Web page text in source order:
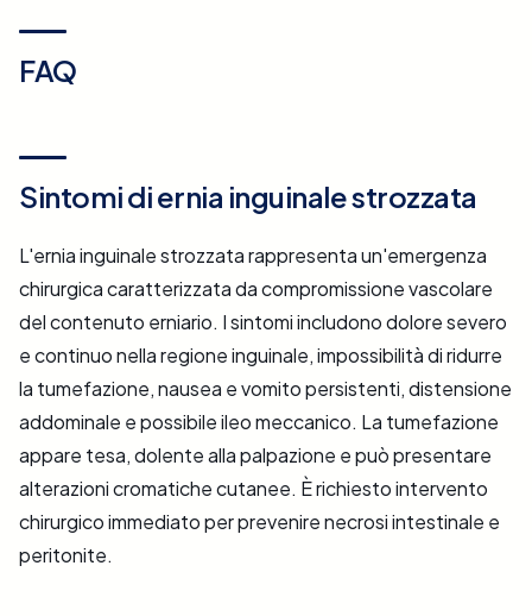
FAQ
Sintomi di ernia inguinale strozzata
L'ernia inguinale strozzata rappresenta un'emergenza
chirurgica caratterizzata da compromissione vascolare
del contenuto erniario. I sintomi includono dolore severo
e continuo nella regione inguinale, impossibilità di ridurre
la tumefazione, nausea e vomito persistenti, distensione
addominale e possibile ileo meccanico. La tumefazione
appare tesa, dolente alla palpazione e può presentare
alterazioni cromatiche cutanee. È richiesto intervento
chirurgico immediato per prevenire necrosi intestinale e
peritonite.